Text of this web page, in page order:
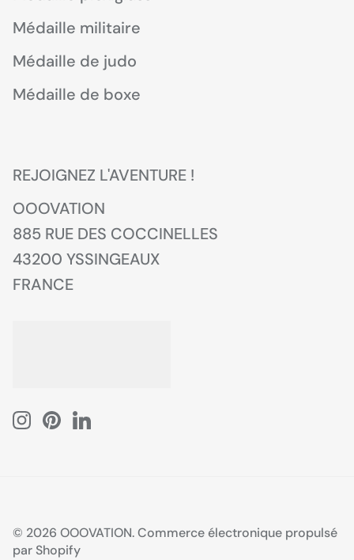
Médaille militaire
Médaille de judo
Médaille de boxe
REJOIGNEZ L'AVENTURE !
OOOVATION
885 RUE DES COCCINELLES
43200 YSSINGEAUX
FRANCE
© 2026 OOOVATION.Commerce électronique propulsé
par Shopify